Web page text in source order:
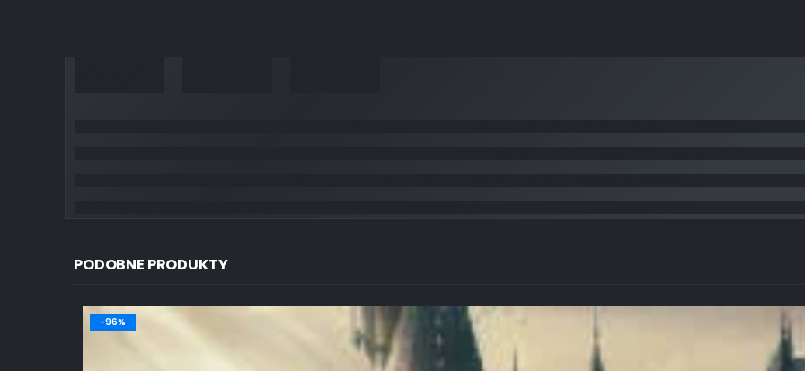
PODOBNE PRODUKTY
-96%